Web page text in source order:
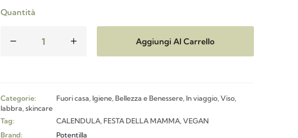
Quantità
Aggiungi Al Carrello
Categorie: Fuori casa, Igiene, Bellezza e Benessere, In viaggio,Viso,
labbra, skincare
Tag:
CALENDULA, FESTA DELLA MAMMA,VEGAN
Brand:
Potentilla